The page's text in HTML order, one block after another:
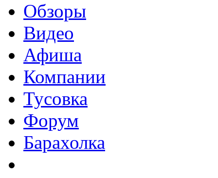
Обзоры
Видео
Афиша
Компании
Тусовка
Форум
Барахолка